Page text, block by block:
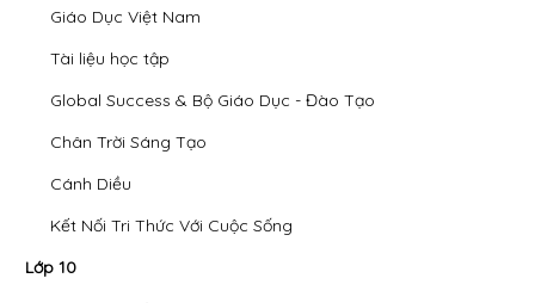
Giáo Dục Việt Nam
Tài liệu học tập
Global Success & Bộ Giáo Dục - Đào Tạo
Chân Trời Sáng Tạo
Cánh Diều
Kết Nối Tri Thức Với Cuộc Sống
Lớp 10